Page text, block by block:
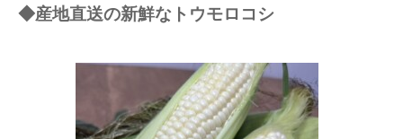
◆産地直送の新鮮なトウモロコシ